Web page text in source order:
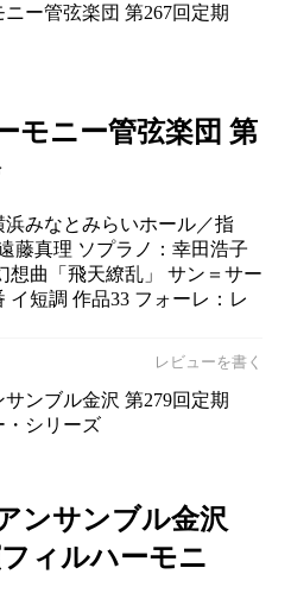
モニー管弦楽団 第
浜みなとみらいホール／指
藤真理 ソプラノ：幸田浩子
想曲「飛天繚乱」 サン＝サー
イ短調 作品33 フォーレ：レ
レビューを書く
ンサンブル金沢
ィルハーモニ